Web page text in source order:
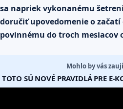
sa napriek vykonanému
doručiť upovedomenie o začatí
povinnému do troch mesiacov
Mohlo by vás
TOTO SÚ NOVÉ PRAVIDLÁ PRE E-